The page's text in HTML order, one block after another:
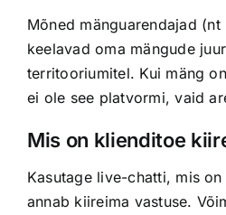
Mõned mänguarendajad (nt
keelavad oma mängude
territooriumitel. Kui mäng
ei ole see platvormi, vaid
Mis on klienditoe
Kasutage live-chatti, mis
annab kiireima vastuse.